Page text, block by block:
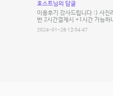
호스트님의 답글
이용후기 감사드립니다 :) 사진
번 2시간결제시 +1시간 가능
2024-01-28 13:54:47